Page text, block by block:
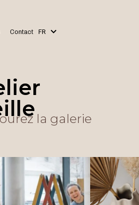
Contact FR
EN
la galerie